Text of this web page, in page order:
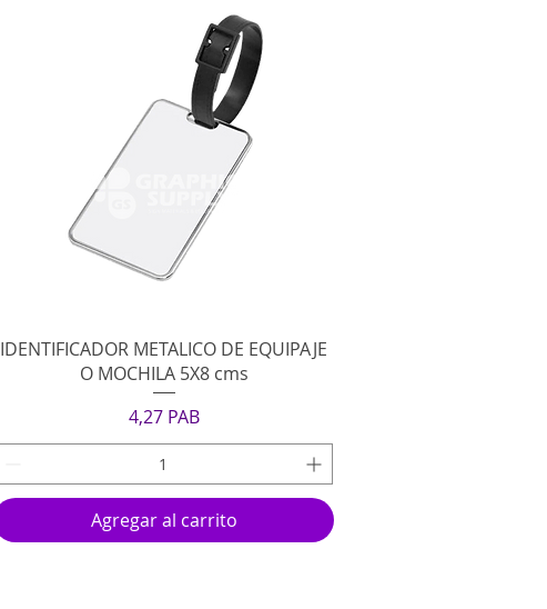
Vista rápida
IDENTIFICADOR METALICO DE EQUIPAJE
O MOCHILA 5X8 cms
Precio
4,27 PAB
Agregar al carrito